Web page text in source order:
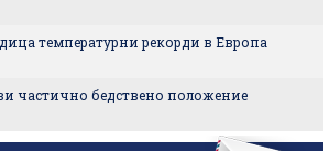
температурни рекорди в Европа
частично бедствено положение